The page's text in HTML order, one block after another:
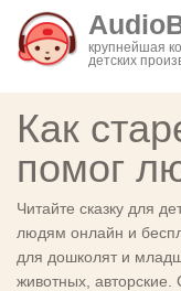
крупнейшая
детских
Как
помог
Читайте сказку для
людям онлайн и
для дошколят и
животных, авторские.